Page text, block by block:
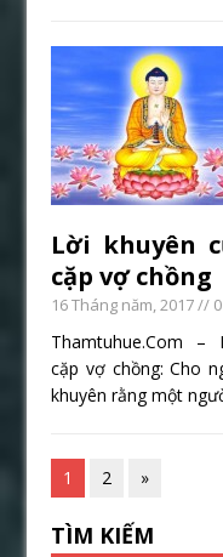
Lời khuyên
cặp vợ chồng
16 Tháng năm, 2017//
Thamtuhue.Com –
cặp vợ chồng: Cho
khuyên rằng một
1 2 »
TÌM KIẾM